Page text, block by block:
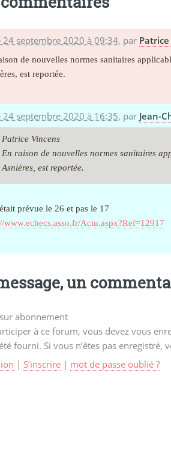
24 septembre 2020 à 09:34, par Patrice
de nouvelles normes sanitaires
est reportée.
24 septembre 2020 à 16:35, par Jean-
Patrice Vincens
En raison de nouvelles normes sanitaires
Asnières, est reportée.
prévue le 26 et pas le 17
www.echecs.asso.fr/Actu.aspx?Ref=12917
un
abonnement
à ce forum, vous devez vous
fourni. Si vous n’êtes pas enregistré,
| S’inscrire | mot de passe oublié ?